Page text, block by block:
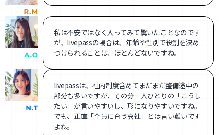
私は不安ではなく入ってみて驚いたことなのです
が、livepassの場合は、年齢や性別で役割を決め
つけられることは、ほとんどないですね。
livepassは、社内制度含めてまだまだ整備途中の
部分も多いですが、その分一人ひとりの「こうし
たい」が言いやすいし、形になりやすいですね。
でも、正直「全員に合う会社」とは言い難いです
よね。